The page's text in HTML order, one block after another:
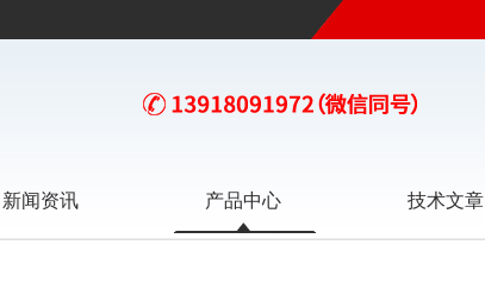
新闻资讯 产品中心 技术文章